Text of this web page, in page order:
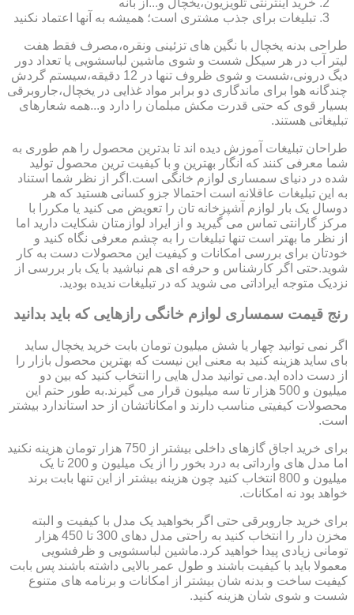
خرید اینترنتی تلویزیون،یخچال و...از بانه
تبلیغات برای جذب مشتری است؛ همیشه به آنها اعتماد نکنید
طراحی بدنه یخچال با نگین های تزئینی ونقره،مصرف فقط هفت
لیتر آب در هر سیکل شست و شوی ماشین لباسشویی یا تعداد دور
دیگ درونی،شست و شوی ظروف تنها در 12 دقیقه،سیستم گردش
چندگانه هوا برای ماندگاری دو برابر مواد غذایی در یخچال،جاروبرقی
بسیار قوی که حتی قدرت مکش مبلمان را دارد و...همه شعارهای
تبلیغاتی هستند.
طراحان تبلیغات آموزش دیده اند تا بدترین محصول را هم طوری به
شما معرفی کنند که انگار بهترین و با کیفیت ترین محصول تولید
شده در دنیای سمساری لوازم خانگی است.اگر از نظر شما استناد
به این تبلیغات عاقلانه است احتمالا جزو کسانی هستید که هر
دوسال یک بار لوازم آشپزخانه تان را تعویض می کنید یا مکررا با
مرکز گارانتی تماس می گیرید و از ایراد لوازمتان شکایت دارید اما
از نظر ما بهتر است تنها تبلیغات را به چشم معرفی نگاه کنید و
خودتان برای بررسی امکانات و کیفیت این محصولات دست به کار
شوید.حتی اگر کارشناس و حرفه ای هم نباشید با یک بار بررسی از
نزدیک متوجه ایراداتی می شوید که در تبلیغات ندیده بودید.
رنج قیمت سمساری لوازم خانگی رازهایی که باید بدانید
اگر نمی توانید چهار یا شش میلیون تومان بابت خرید یخچال ساید
بای ساید هزینه کنید به معنی این نیست که بهترین محصول بازار را
از دست داده اید.می توانید مدل هایی را انتخاب کنید که بین دو
میلیون و 500 هزار تا سه میلیون قرار می گیرند.به طور حتم این
محصولات کیفیتی مناسب دارند و امکاناتشان از حد استاندارد بیشتر
است.
برای خرید اجاق گازهای داخلی بیشتر از 750 هزار تومان هزینه نکنید
اما مدل های وارداتی به درد بخور را از یک میلیون و 200 تا یک
میلیون و 800 انتخاب کنید چون هزینه بیشتر از این تنها بابت برند
خواهد بود نه امکانات.
برای خرید جاروبرقی حتی اگر بخواهید یک مدل با کیفیت و البته
مخزن دار را انتخاب کنید به راحتی مدل دهای 300 تا 450 هزار
تومانی زیادی پیدا خواهید کرد.ماشین لباسشویی و ظرفشویی
معمولا باید با کیفیت باشند و طول عمر بالایی داشته باشند پس بابت
کیفیت ساخت و بدنه شان بیشتر از امکانات و برنامه های متنوع
شست و شوی شان هزینه کنید.